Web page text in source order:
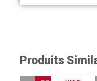
Produits